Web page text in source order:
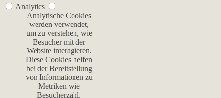
Analytics
Analytische Cookies
werden verwendet,
um zu verstehen, wie
Besucher mit der
Website interagieren.
Diese Cookies helfen
bei der Bereitstellung
von Informationen zu
Metriken wie
Besucherzahl,